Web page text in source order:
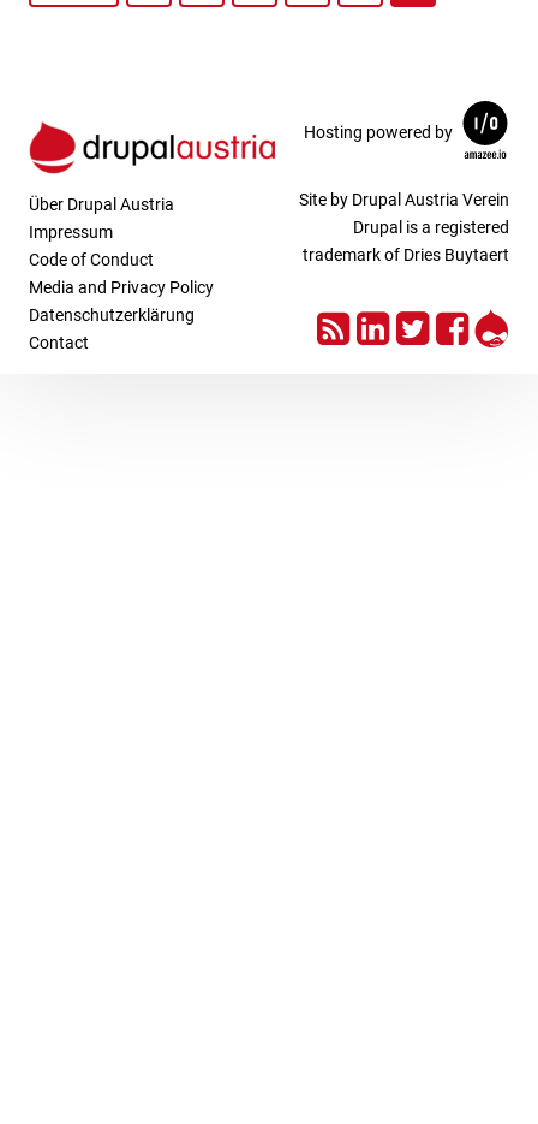
Über Drupal Austria
Impressum
Code of Conduct
Media and Privacy Policy
Datenschutzerklärung
Contact
Hosting powered by
Site by Drupal Austria Verein
Drupal is a registered
trademark of Dries Buytaert
RSSLinkedIn
Twitter